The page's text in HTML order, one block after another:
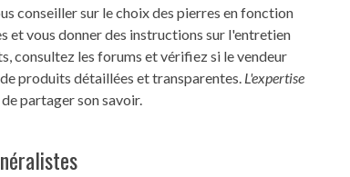
conseiller sur le choix des pierres en fonction
et vous donner des instructions sur l'entretien
consultez les forums et vérifiez si le vendeur
produits détaillées et transparentes. L'expertise
partager son savoir.